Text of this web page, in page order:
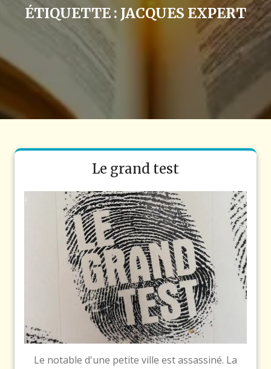
ÉTIQUETTE : JACQUES EXPERT
Le grand test
Le notable d'une petite ville est assassiné. La